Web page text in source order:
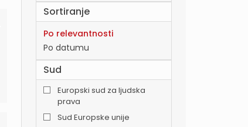
Sortiranje
Po relevantnosti
Po datumu
Sud
Europski sud za ljudska
prava
Sud Europske unije